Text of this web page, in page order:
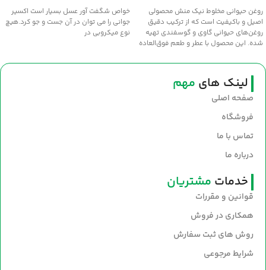
روغن حیوانی مخلوط نیک منش محصولی
اصیل و باکیفیت است که از ترکیب دقیق
روغن‌های حیوانی گاوی و گوسفندی تهیه
شده. این محصول با عطر و طعم فوق‌العاده
خوش‌عطر و صبحانه‌های مقوی است. سلامت
و طعم اصیل را با روغن نیک‌منش به
سفره‌های خود بیاورید.
خواص شگفت آور عسل بسيار است اکسير
جواني را مي توان در آن جست و جو کرد.هيچ
نوع ميکروبي در
لینک های مهم
صفحه اصلی
فروشگاه
تماس با ما
درباره ما
خدمات مشتریان
قوانین و مقررات
همکاری در فروش
روش های ثبت سفارش
شرایط مرجوعی